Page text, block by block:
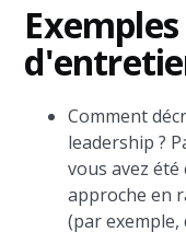
Comment
leadership ?
vous avez
approche en
(par exemple,